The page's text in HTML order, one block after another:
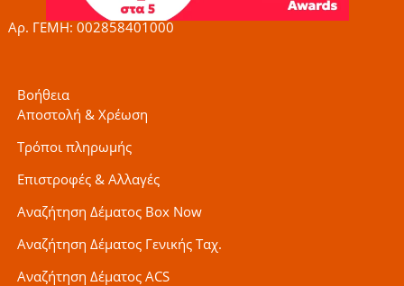
Αρ. ΓΕΜΗ: 002858401000
Βοήθεια
Αποστολή & Χρέωση
Τρόποι πληρωμής
Επιστροφές & Αλλαγές
Αναζήτηση Δέματος Box Now
Αναζήτηση Δέματος Γενικής Ταχ.
Αναζήτηση Δέματος ACS